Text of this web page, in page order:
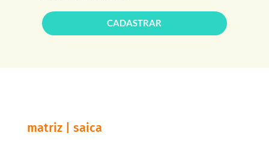
CADASTRAR
matriz | saica